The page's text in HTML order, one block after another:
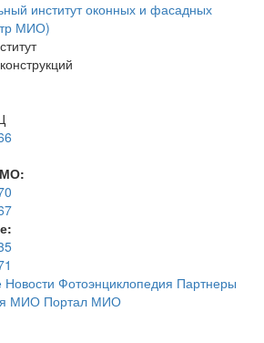
МО:
Новости Фотоэнциклопедия Партнеры
МИО Портал МИО